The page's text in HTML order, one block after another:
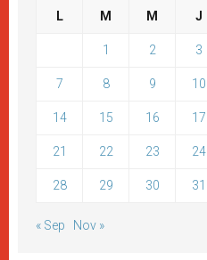
L M M J
1 2 3
7 8 9 10
14 15 16 17
21 22 23 24
28 29 30 31
« Sep Nov »